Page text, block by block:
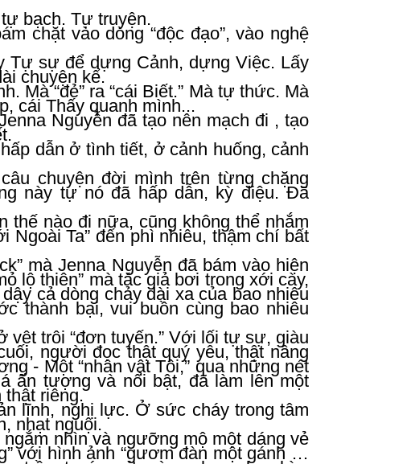
bạch. Tự truyện.
chặt vào dòng “độc đạo”, vào nghệ
Tự sự để dựng Cảnh, dựng Việc. Lấy
chuyện kể.
Mà “đẻ” ra “cái Biết.” Mà tự thức. Mà
cái Thấy quanh mình...
Nguyễn đã tạo nên mạch đi , tạo
dẫn ở tình tiết, ở cảnh huống, cảnh
chuyện đời mình trên từng chặng
này tự nó đã hấp dẫn, kỳ diệu. Đã
thế nào đi nữa, cũng không thể nhắm
Ngoài Ta” đến phì nhiêu, thậm chí bất
mà Jenna Nguyễn đã bám vào hiện
lộ thiên” mà tác giả bơi trong xới cày,
cả dòng chảy dài xa của bao nhiêu
thành bại, vui buồn cùng bao nhiêu
trôi “đơn tuyến.” Với lối tự sự, giàu
người đọc thật quý yêu, thật nâng
- Một “nhân vật Tôi,” qua những nét
ấn tượng và nổi bật, đã làm lên một
riêng.
lĩnh, nghị lực. Ở sức cháy trong tâm
nhạt nguội.
nhìn và ngưỡng mộ một dáng vẻ
với hình ảnh “gươm đàn một gánh …